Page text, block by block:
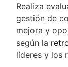
Realiza
gestión de
mejora y
según la
líderes y los